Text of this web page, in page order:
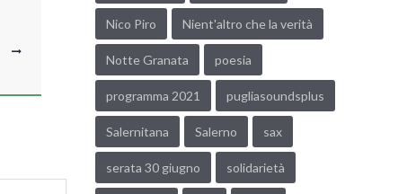
Nico Piro Nient'altro che la verità
Notte Granata poesia
programma 2021 pugliasoundsplus
Salernitana Salerno sax
serata 30 giugno solidarietà